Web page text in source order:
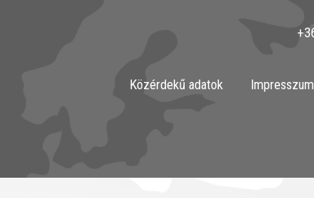
Közérdekű adatok Impresszum